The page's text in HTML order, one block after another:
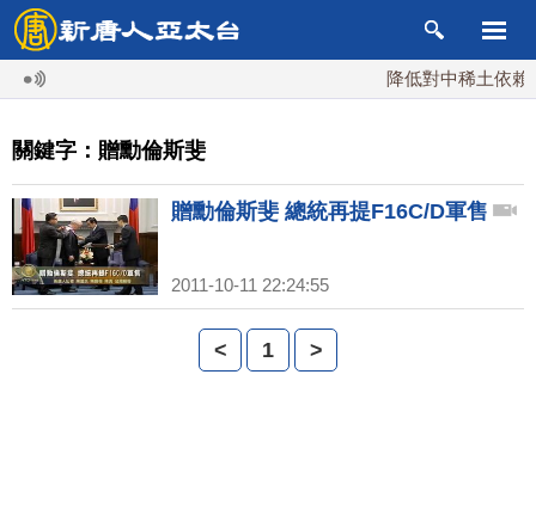
降低對中稀土依賴
關鍵字：贈勳倫斯斐
贈勳倫斯斐 總統再提F16C/D軍售
2011-10-11 22:24:55
< 1 >